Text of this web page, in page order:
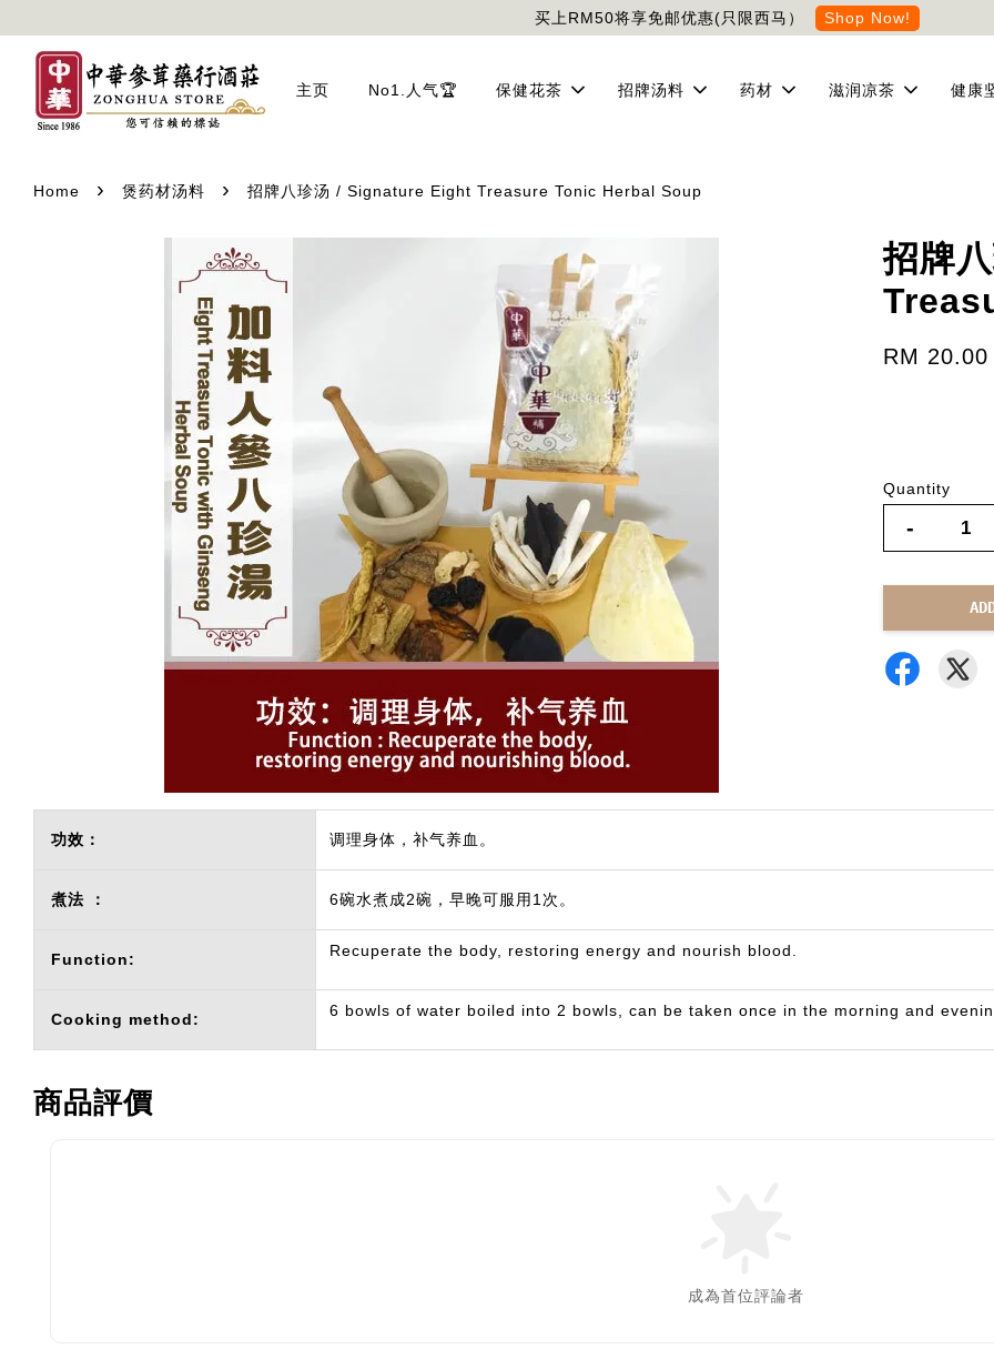
买上RM50将享免邮优惠(只限西马） Shop Now!
主页 No1.人气🏆 保健花茶 招牌汤料 药材 滋润凉茶 健康
Home › 煲药材汤料 › 招牌八珍汤 / Signature Eight Treasure Tonic Herbal Soup
招牌
RM 20.00
Quantity
-
功效： 调理身体，补气养血。
煮法 ： 6碗水煮成2碗，早晚可服用1次。
Function: Recuperate the body, restoring energy and nourish blood.
Cooking method: 6 bowls of water boiled into 2 bowls, can be taken once in the morning and
商品評價
成為首位評論者